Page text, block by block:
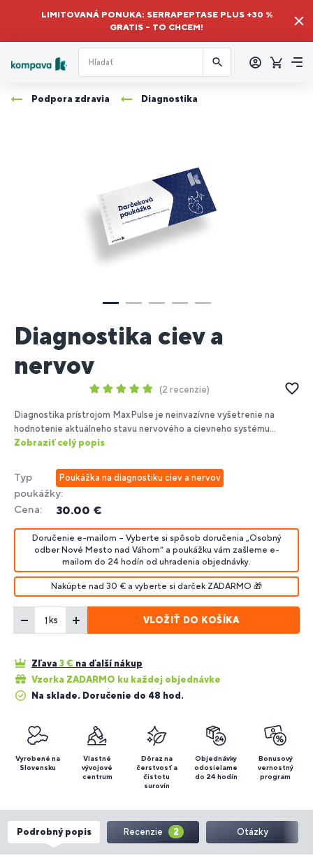
LIMITOVANÁ PONUKA: SERRAPEPTASE PLUS +30 %
GRATIS – TO CHCEM!
sa
Košík
Podpora zdravia Diagnostika
Diagnostika ciev a
nervov
2 recenzie
Diagnostika prístrojom MaxPulse je neinvazívne vyšetrenie na
hodnotenie aktuálneho stavu nervového a cievneho systému...
Zobraziť celý popis
Typ
poukážky:
Poukážka na diagnostiku ciev a nervov
Cena: 30.00 €
Doručenie e-mailom – Vyberte si spôsob doručenia „Osobný
odber Nové Mesto nad Váhom“ a poukážku vám zašleme e-
mailom do 24 hodín od uhradenia objednávky.
Nakúpte nad 30 € a vyberte si darček ZADARMO 🎁
ks VLOŽIŤ DO KOŠÍKA
Zľava 3 € na ďalší nákup
Vzorka ZADARMO ku každej objednávke
Na sklade. Doručenie do 48 hod.
Vyrobené na
Slovensku
Vlastné
vývojové
centrum
Dôraz na
čerstvosť a
čistotu
surovín
Objednávky
odosielame
do 24 hodín
Bonusový
vernostný
program
Podrobný popis Recenzie 2 Otázky